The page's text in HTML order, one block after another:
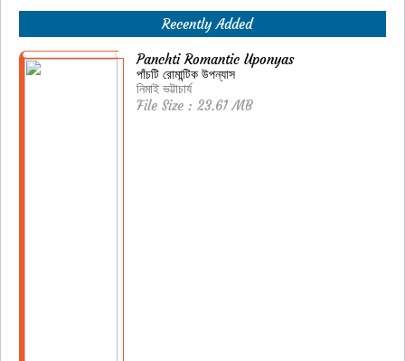
Recently Added
Panchti Romantic Uponyas
পাঁচটি রোমান্টিক উপন্যাস
নিমাই ভট্টাচার্য
File Size : 23.61 MB